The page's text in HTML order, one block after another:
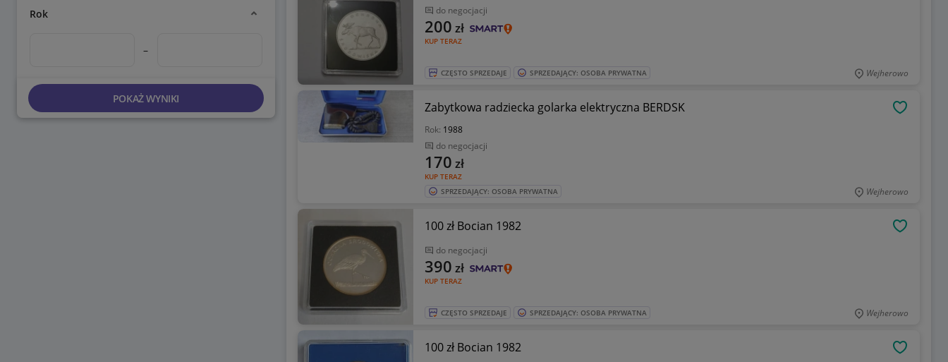
Rok
–
POKAŻ WYNIKI
do negocjacji
KUP TERAZ
200 zł
CZĘSTO SPRZEDAJE SPRZEDAJĄCY: OSOBA PRYWATNA Wejherowo
Zabytkowa radziecka golarka elektryczna BERDSK
Rok: 1988
do negocjacji
KUP TERAZ
170 zł
SPRZEDAJĄCY: OSOBA PRYWATNA Wejherowo
100 zł Bocian 1982
do negocjacji
KUP TERAZ
390 zł
CZĘSTO SPRZEDAJE SPRZEDAJĄCY: OSOBA PRYWATNA Wejherowo
100 zł Bocian 1982